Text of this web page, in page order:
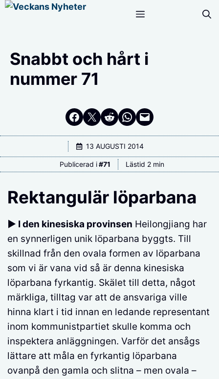
Hoppa
Meny
Snabbt och hårt i
nummer 71
Dela på Facebook
Dela på Twitter
Dela på RedditDela i WhatsApp
Maila en länk
13 AUGUSTI 2014
Publicerad i#71 Lästid 2 min
Rektangulär löparbana
► I den kinesiska provinsen Heilongjiang har
en synnerligen unik löparbana byggts. Till
skillnad från den ovala formen av löparbana
som vi är vana vid så är denna kinesiska
löparbana fyrkantig. Skälet till detta, något
märkliga, tilltag var att de ansvariga ville
hinna klart i tid innan en ledande representant
inom kommunistpartiet skulle komma och
inspektera anläggningen. Varför det ansågs
lättare att måla en fyrkantig löparbana
ovanpå den gamla och slitna – men ovala –